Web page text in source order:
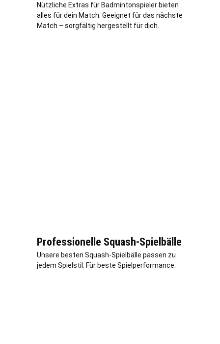
Nützliche Extras für Badmintonspieler bieten
alles für dein Match. Geeignet für das nächste
Match – sorgfältig hergestellt für dich.
Professionelle Squash-Spielbälle
Unsere besten Squash-Spielbälle passen zu
jedem Spielstil. Für beste Spielperformance.